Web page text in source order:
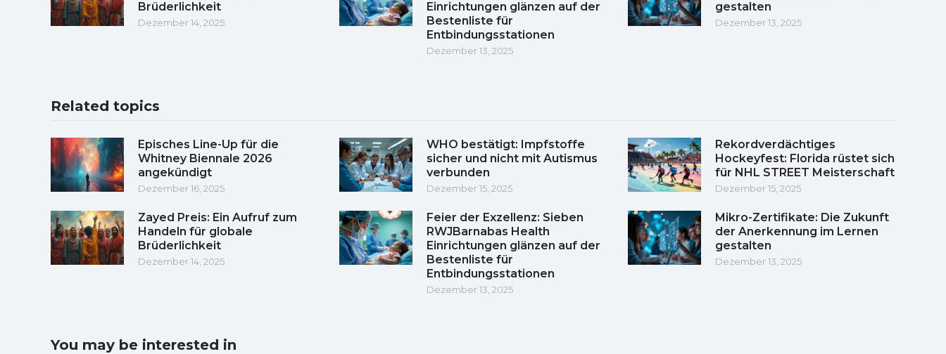
Brüderlichkeit
Dezember 14, 2025
Einrichtungen glänzen auf der
Bestenliste für
Entbindungsstationen
Dezember 13, 2025
gestalten
Dezember 13, 2025
Related topics
Episches Line-Up für die
Whitney Biennale 2026
angekündigt
Dezember 16, 2025
WHO bestätigt: Impfstoffe
sicher und nicht mit Autismus
verbunden
Dezember 15, 2025
Rekordverdächtiges
Hockeyfest: Florida rüstet sich
für NHL STREET Meisterschaft
Dezember 15, 2025
Zayed Preis: Ein Aufruf zum
Handeln für globale
Brüderlichkeit
Dezember 14, 2025
Feier der Exzellenz: Sieben
RWJBarnabas Health
Einrichtungen glänzen auf der
Bestenliste für
Entbindungsstationen
Dezember 13, 2025
Mikro-Zertifikate: Die Zukunft
der Anerkennung im Lernen
gestalten
Dezember 13, 2025
You may be interested in